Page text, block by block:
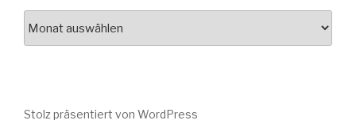
Stolz präsentiert von WordPress